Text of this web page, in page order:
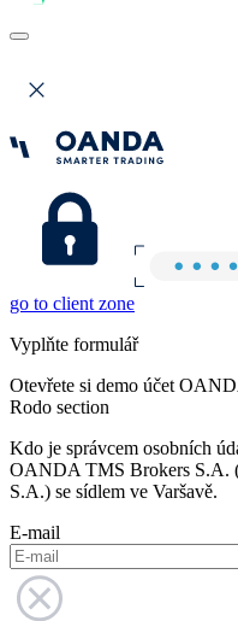
go to client zone
Vyplňte formulář
Otevřete si demo účet
Rodo section
Kdo je správcem osobních
OANDA TMS Brokers S.A.
S.A.) se sídlem ve Varšavě.
E-mail